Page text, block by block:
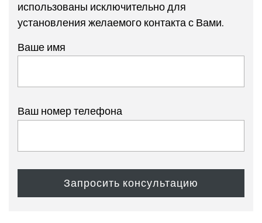
использованы исключительно для
установления желаемого контакта с Вами.
Ваше имя
Ваш номер телефона